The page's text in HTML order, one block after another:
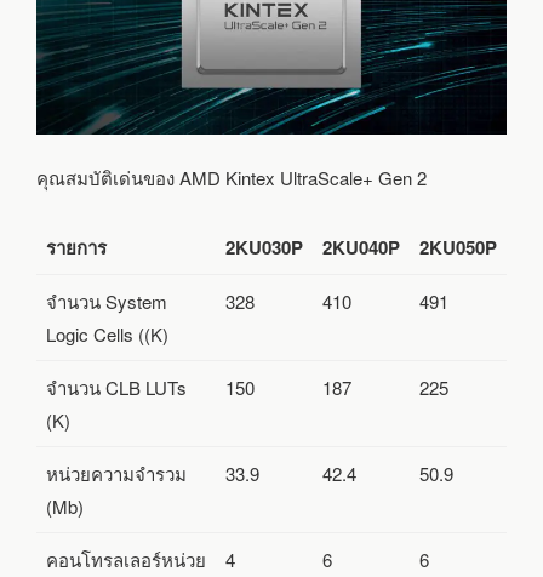
คุณสมบัติเด่นของ AMD Kintex UltraScale+ Gen 2
รายการ 2KU030P 2KU040P 2KU050P
จำนวน System
Logic Cells ((K)
328 410 491
จำนวน CLB LUTs
(K)
150 187 225
หน่วยความจำรวม
(Mb)
33.9 42.4 50.9
คอนโทรลเลอร์หน่วย
4 6 6